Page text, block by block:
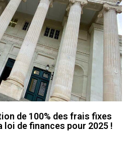
de 100% des frais fixes
loi de finances pour 2025 !